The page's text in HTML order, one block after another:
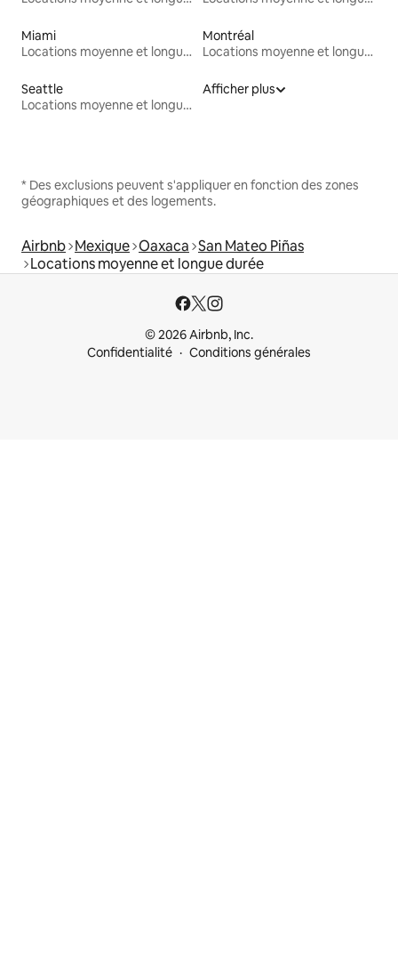
Miami
Locations moyenne et longue durée
Montréal
Locations moyenne et longue durée
Seattle
Locations moyenne et longue durée
Afficher plus
* Des exclusions peuvent s'appliquer en fonction des zones
géographiques et des logements.
Airbnb Mexique Oaxaca San Mateo Piñas
Locations moyenne et longue durée
© 2026 Airbnb, Inc.
Confidentialité
Conditions générales